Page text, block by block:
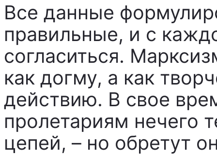
Все данные
правильные, и с
согласиться.
как догму, а как
действию. В свое
пролетариям нечего
цепей, – но обретут